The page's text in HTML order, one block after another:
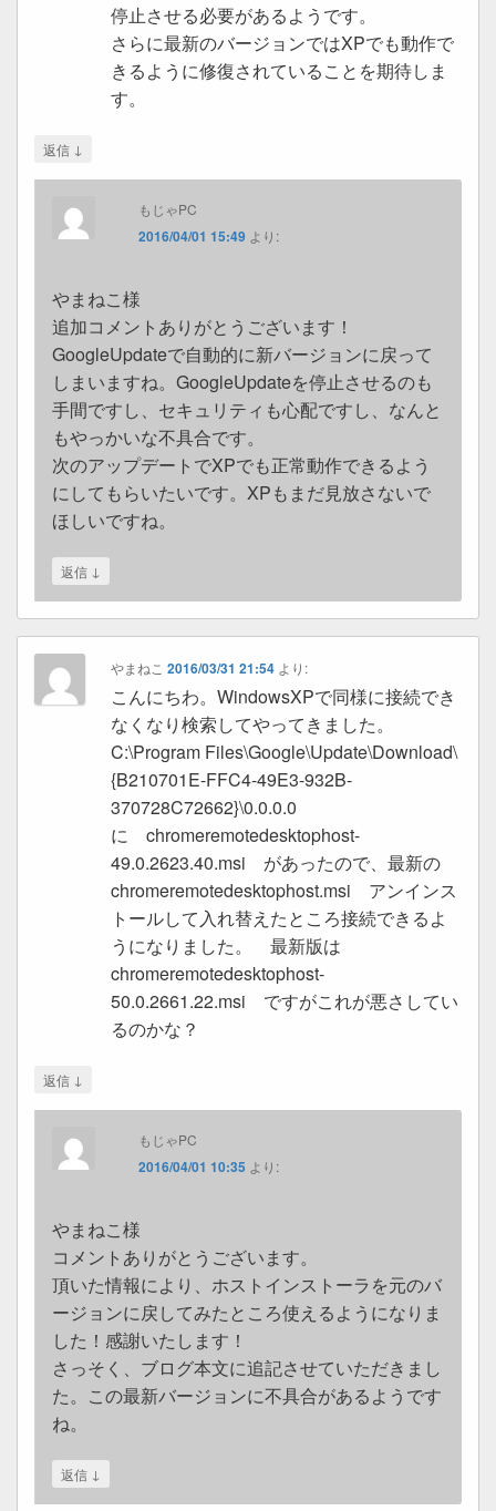
停止させる必要があるようです。
さらに最新のバージョンではXPでも動作で
きるように修復されていることを期待しま
す。
返信 ↓
もじゃPC
2016/04/01 15:49 より:
やまねこ様
追加コメントありがとうございます！
GoogleUpdateで自動的に新バージョンに戻って
しまいますね。GoogleUpdateを停止させるのも
手間ですし、セキュリティも心配ですし、なんと
もやっかいな不具合です。
次のアップデートでXPでも正常動作できるよう
にしてもらいたいです。XPもまだ見放さないで
ほしいですね。
返信 ↓
やまねこ 2016/03/31 21:54 より:
こんにちわ。WindowsXPで同様に接続でき
なくなり検索してやってきました。
C:\Program Files\Google\Update\Download\
{B210701E-FFC4-49E3-932B-
370728C72662}\0.0.0.0
に chromeremotedesktophost-
49.0.2623.40.msi があったので、最新の
chromeremotedesktophost.msi アンインス
トールして入れ替えたところ接続できるよ
うになりました。 最新版は
chromeremotedesktophost-
50.0.2661.22.msi ですがこれが悪さしてい
るのかな？
返信 ↓
もじゃPC
2016/04/01 10:35 より:
やまねこ様
コメントありがとうございます。
頂いた情報により、ホストインストーラを元のバ
ージョンに戻してみたところ使えるようになりま
した！感謝いたします！
さっそく、ブログ本文に追記させていただきまし
た。この最新バージョンに不具合があるようです
ね。
返信 ↓